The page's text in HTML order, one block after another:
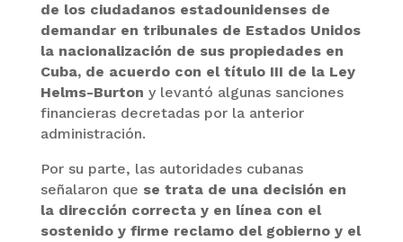
de los ciudadanos estadounidenses de
demandar en tribunales de Estados Unidos
la nacionalización de sus propiedades en
Cuba, de acuerdo con el título III de la Ley
Helms-Burton y levantó algunas sanciones
financieras decretadas por la anterior
administración.
Por su parte, las autoridades cubanas
señalaron que se trata de una decisión en
la dirección correcta y en línea con el
sostenido y firme reclamo del gobierno y el